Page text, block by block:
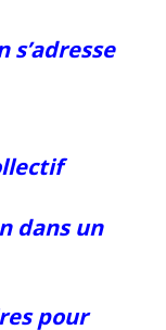
dans un
pour